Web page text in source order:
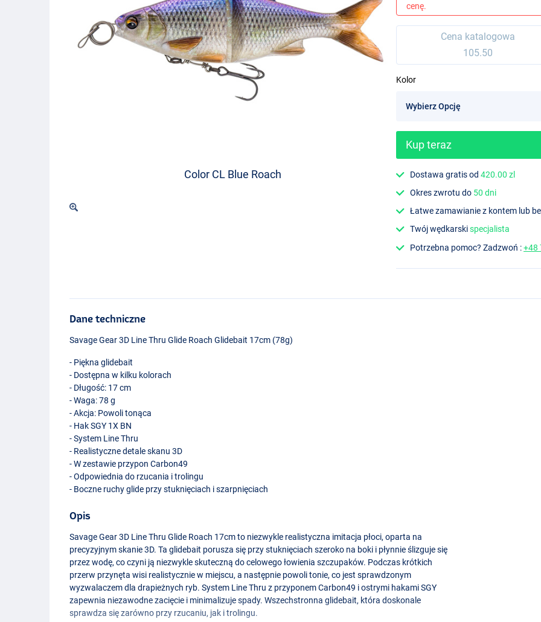
Color CL Blue Roach
cenę.
Cena katalogowa
105.50
Kolor
Kup teraz
Dostawa gratis od420.00 zl
Okres zwrotu do 50 dni
Łatwe zamawianie z kontem lub
Twój wędkarskispecjalista
Potrzebna pomoc? Zadzwoń :+48
Dane techniczne
Savage Gear 3D Line Thru Glide Roach Glidebait 17cm (78g)
- Piękna glidebait
- Dostępna w kilku kolorach
- Długość: 17 cm
- Waga: 78 g
- Akcja: Powoli tonąca
- HakSGY 1X BN
- System Line Thru
- Realistyczne detale skanu 3D
- W zestawie przypon Carbon49
- Odpowiednia do rzucania i trolingu
- Boczne ruchy glide przy stuknięciach i szarpnięciach
Opis
Savage Gear 3D Line Thru Glide Roach 17cm to niezwykle realistyczna imitacja płoci, oparta na
precyzyjnym skanie 3D. Ta glidebait porusza się przy stuknięciach szeroko na boki i płynnie ślizguje się
przez wodę, co czyni ją niezwykle skuteczną do celowego łowienia szczupaków. Podczas krótkich
przerw przynęta wisi realistycznie w miejscu, a następnie powoli tonie, co jest sprawdzonym
wyzwalaczem dla drapieżnych ryb. System Line Thru z przyponem Carbon49 i ostrymi hakamiSGY
zapewnia niezawodne zacięcie i minimalizuje spady. Wszechstronna glidebait, która doskonale
sprawdza się zarówno przy rzucaniu, jak i trolingu.